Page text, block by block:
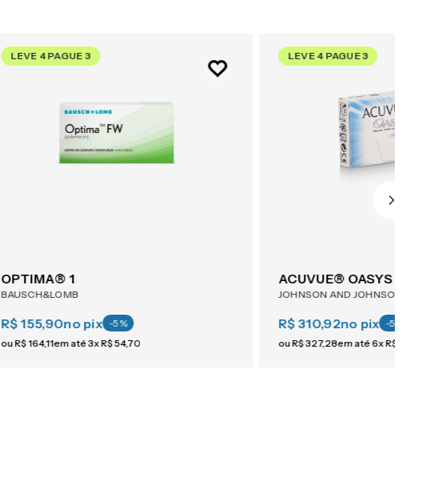
LEVE 4 PAGUE 3
OPTIMA® 1
BAUSCH&LOMB
R$ 155,90no pix -5%
ouR$164,11em até3xR$54,70
LEVE 4 PAGUE 3
ACUVUE® OASYS
JOHNSON AND JOHNSON
R$ 310,92no pix -5
ouR$327,28em até6xR$